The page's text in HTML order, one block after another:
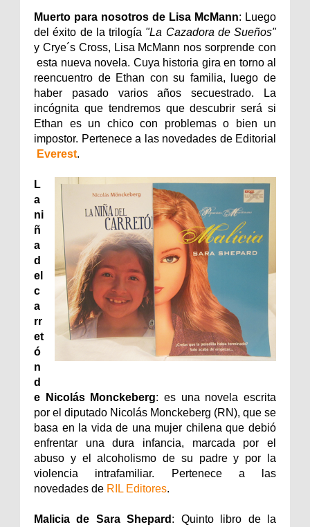
Muerto para nosotros de Lisa McMann: Luego
del éxito de la trilogía "La Cazadora de Sueños"
y Crye´s Cross, Lisa McMann nos sorprende con
esta nueva novela. Cuya historia gira en torno al
reencuentro de Ethan con su familia, luego de
haber pasado varios años secuestrado. La
incógnita que tendremos que descubrir será si
Ethan es un chico con problemas o bien un
impostor. Pertenece a las novedades de Editorial
Everest.
L
a
ni
ñ
a
d
el
c
a
rr
et
ó
n
d
e Nicolás Monckeberg: es una novela escrita
por el diputado Nicolás Monckeberg (RN), que se
basa en la vida de una mujer chilena que debió
enfrentar una dura infancia, marcada por el
abuso y el alcoholismo de su padre y por la
violencia intrafamiliar. Pertenece a las
novedades de RIL Editores.
Malicia de Sara Shepard : Quinto libro de la